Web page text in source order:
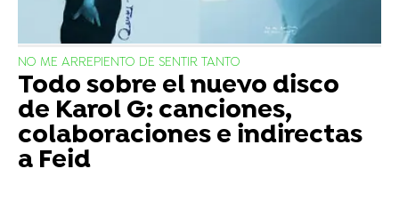
NO ME ARREPIENTO DE SENTIR TANTO
Todo sobre el nuevo disco
de Karol G: canciones,
colaboraciones e indirectas
a Feid